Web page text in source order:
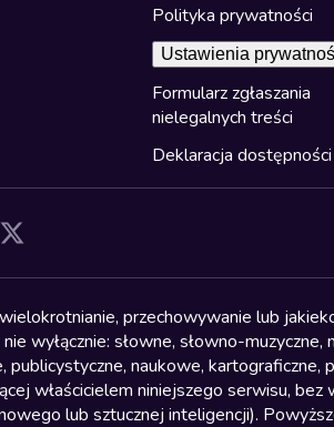
Polityka prywatności
Ustawienia
Formularz zgłaszania
nielegalnych treści
Deklaracja dostępności
przechowywanie lub
wyłącznie: słowne, słowno-
publicystyczne, naukowe,
właścicielem niniejszego serwisu,
lub sztucznej inteligencji).